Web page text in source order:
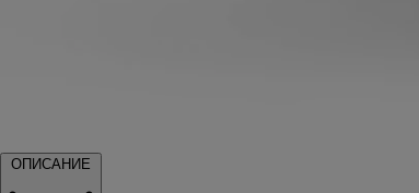
ОПИСАНИЕ